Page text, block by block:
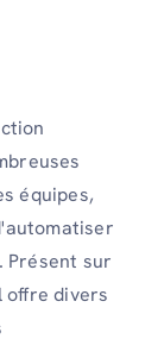
équipes,
Présent sur
offre divers